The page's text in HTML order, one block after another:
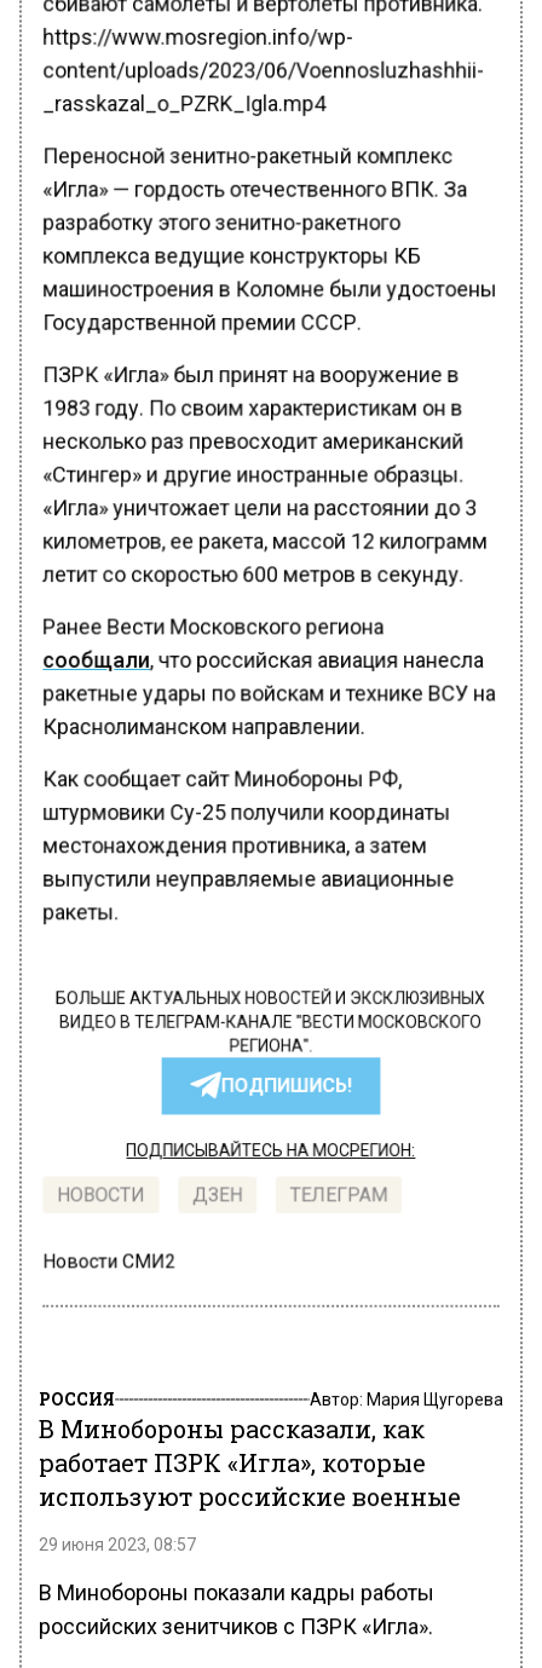
https://www.mosregion.info/wp-
content/uploads/2023/06/Voennosluzhashhii-
_rasskazal_o_PZRK_Igla.mp4
Переносной зенитно-ракетный комплекс
«Игла» — гордость отечественного ВПК. За
разработку этого зенитно-ракетного
комплекса ведущие конструкторы КБ
машиностроения в Коломне были удостоены
Государственной премии СССР.
ПЗРК «Игла» был принят на вооружение в
1983 году. По своим характеристикам он в
несколько раз превосходит американский
«Стингер» и другие иностранные образцы.
«Игла» уничтожает цели на расстоянии до 3
километров, ее ракета, массой 12 килограмм
летит со скоростью 600 метров в секунду.
Ранее Вести Московского региона
сообщали, что российская авиация нанесла
ракетные удары по войскам и технике ВСУ на
Краснолиманском направлении.
Как сообщает сайт Минобороны РФ,
штурмовики Су-25 получили координаты
местонахождения противника, а затем
выпустили неуправляемые авиационные
ракеты.
БОЛЬШЕ АКТУАЛЬНЫХ НОВОСТЕЙ И ЭКСКЛЮЗИВНЫХ
ВИДЕО В ТЕЛЕГРАМ-КАНАЛЕ "ВЕСТИ МОСКОВСКОГО
РЕГИОНА".
ПОДПИШИСЬ!
ПОДПИСЫВАЙТЕСЬ НА МОСРЕГИОН:
НОВОСТИ ДЗЕН ТЕЛЕГРАМ
Новости СМИ2
РОССИЯ Автор: Мария Щугорева
В Минобороны рассказали, как
работает ПЗРК «Игла», которые
используют российские военные
29 июня 2023, 08:57
В Минобороны показали кадры работы
российских зенитчиков с ПЗРК «Игла».